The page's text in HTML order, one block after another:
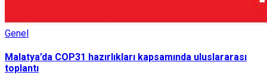
Genel
Malatya’da COP31 hazırlıkları kapsamında uluslararası
toplantı